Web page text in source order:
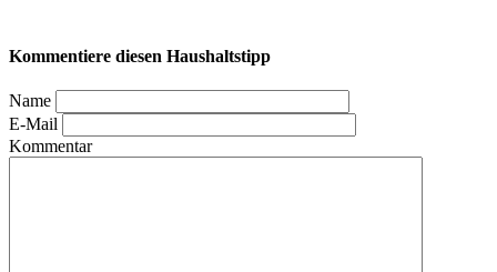
Kommentiere diesen Haushaltstipp
Name
E-Mail
Kommentar